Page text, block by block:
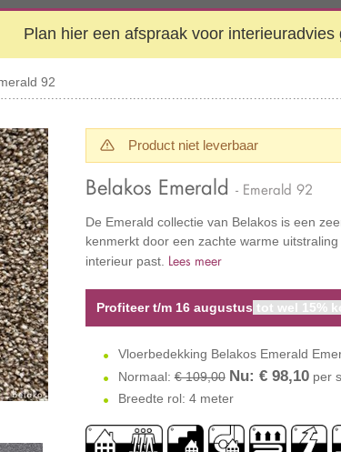
Plan hier een afspraak voor interieuradvies
92
Product niet leverbaar
Belakos Emerald - Emerald 92
De Emerald collectie van Belakos is een
kenmerkt door een zachte warme
interieur past. Lees meer
Profiteer t/m 16 augustus tot wel 15%
Vloerbedekking Belakos Emerald
Normaal:€ 109,00 Nu: € 98,10per
Breedte rol: 4 meter